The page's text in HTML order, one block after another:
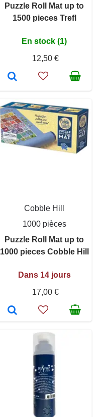
Puzzle Roll Mat up to
1500 pieces Trefl
En stock (1)
12,50 €
Cobble Hill
1000 pièces
Puzzle Roll Mat up to
1000 pieces Cobble Hill
Dans 14 jours
17,00 €